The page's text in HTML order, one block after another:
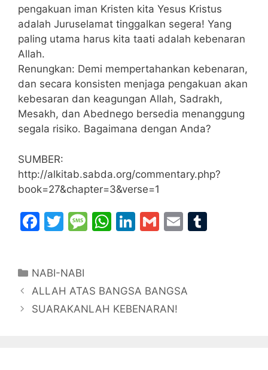
pengakuan iman Kristen kita Yesus Kristus
adalah Juruselamat tinggalkan segera! Yang
paling utama harus kita taati adalah kebenaran
Allah.
Renungkan: Demi mempertahankan kebenaran,
dan secara konsisten menjaga pengakuan akan
kebesaran dan keagungan Allah, Sadrakh,
Mesakh, dan Abednego bersedia menanggung
segala risiko. Bagaimana dengan Anda?
SUMBER:
http://alkitab.sabda.org/commentary.php?
book=27&chapter=3&verse=1
F
e
b
o
T
er
M
a
g
W
A
p
Li
dI
n
G
E
Categories
NABI-NABI
ALLAH ATAS BANGSA BANGSA
SUARAKANLAH KEBENARAN!